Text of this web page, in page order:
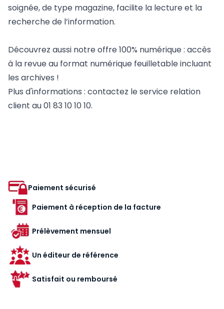
soignée, de type magazine, facilite la lecture et la
recherche de l’information.
Découvrez aussi notre offre 100% numérique : accès
à la revue au format numérique feuilletable incluant
les archives !
Plus d'informations : contactez le service relation
client au 01 83 10 10 10.
Paiement sécurisé
Paiement à réception de la facture
Prélèvement mensuel
Un éditeur de référence
Satisfait ou remboursé